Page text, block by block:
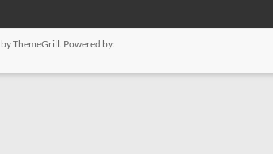
by ThemeGrill. Powered by: